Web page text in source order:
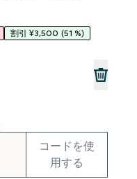
割引 ¥3,500 (51 %)
コードを使
用する